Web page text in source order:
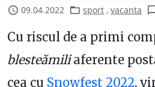
09.04.2022 sport ,vacanta
Cu riscul de a primi
blesteămiliaferente
cea cu Snowfest 2022,